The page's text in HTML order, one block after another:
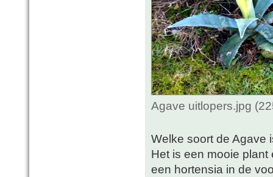
Agave uitlopers.jpg
Welke soort de Agave
Het is een mooie
een hortensia in de